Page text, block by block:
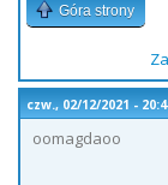
Góra strony
czw., 02/12/2021 -
oomagdaoo